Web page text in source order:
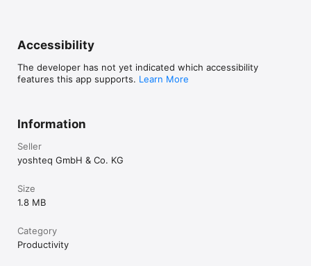
Accessibility
The developer has not yet indicated which accessibility
features this app supports. Learn More
Information
Seller
yoshteq GmbH & Co. KG
Size
1.8 MB
Category
Productivity